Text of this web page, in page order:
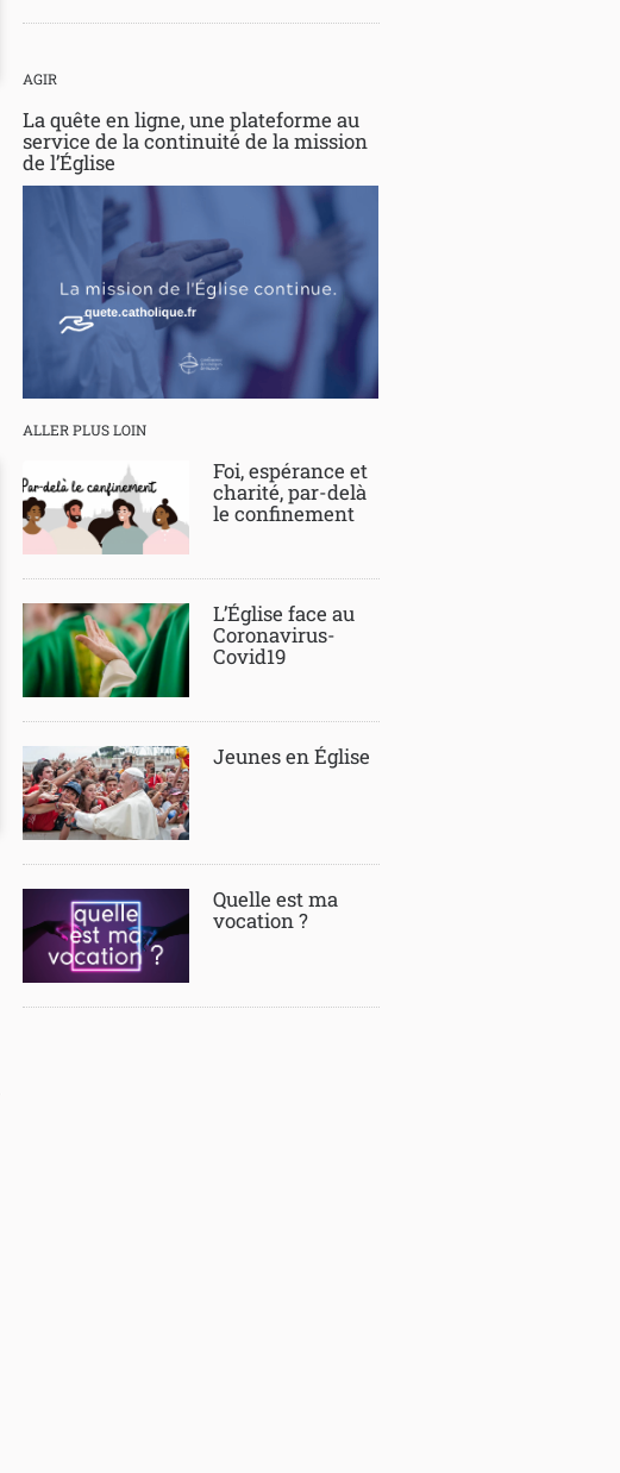
AGIR
La quête en ligne, une plateforme au
service de la continuité de la mission
de l’Église
ALLER PLUS LOIN
Foi, espérance et
charité, par-delà
le confinement
L’Église face au
Coronavirus-
Covid19
Jeunes en Église
Quelle est ma
vocation ?